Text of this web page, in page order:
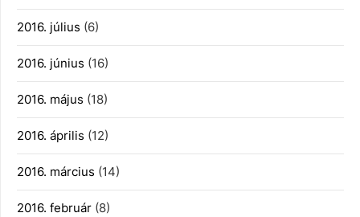
2016. július (6)
2016. június (16)
2016. május (18)
2016. április (12)
2016. március (14)
2016. február (8)